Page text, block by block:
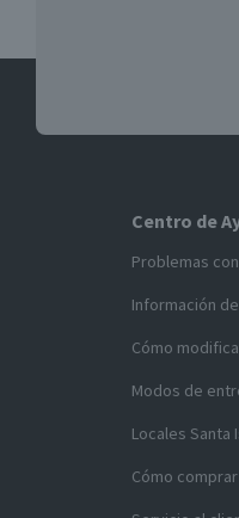
Centro de
Problemas
Información
Cómo
Modos de
Locales Santa
Cómo